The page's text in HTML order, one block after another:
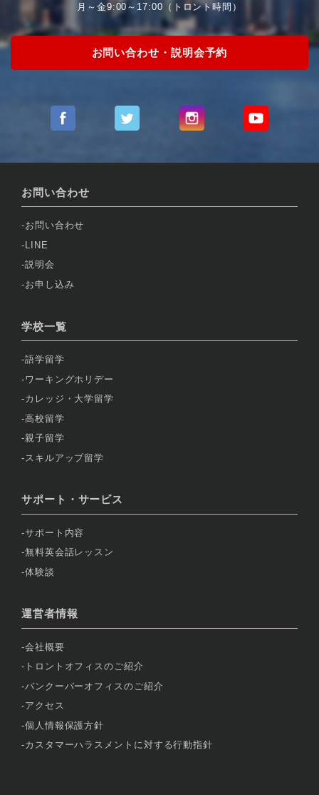
月～金9:00～17:00（トロント時間）
お問い合わせ・説明会予約
お問い合わせ
お問い合わせ
LINE
説明会
お申し込み
学校一覧
語学留学
ワーキングホリデー
カレッジ・大学留学
高校留学
親子留学
スキルアップ留学
サポート・サービス
サポート内容
無料英会話レッスン
体験談
運営者情報
会社概要
トロントオフィスのご紹介
バンクーバーオフィスのご紹介
アクセス
個人情報保護方針
カスタマーハラスメントに対する行動指針